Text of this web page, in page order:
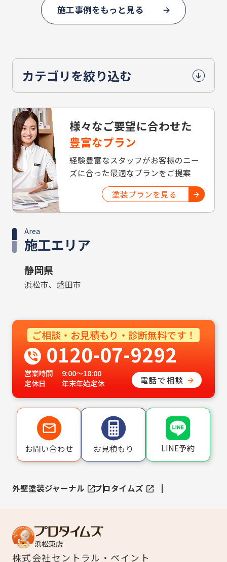
施工事例をもっと見る
カテゴリを絞り込む
様々なご要望に合わせた
豊富なプラン
経験豊富なスタッフがお客様のニー
ズに合った最適なプランをご提案
塗装プランを見る
施工エリア
Area
静岡県
浜松市、磐田市
ご相談・お見積もり・診断無料です！
0120-07-9292
営業時間
9:00〜18:00
定休日
年末年始定休 電話で相談
お問い合わせ お見積もり LINE予約
外壁塗装ジャーナル プロタイムズ
浜松東店
株式会社セントラル・ペイント